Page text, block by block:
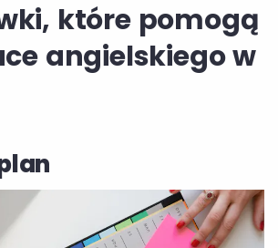
które pomogą
angielskiego w